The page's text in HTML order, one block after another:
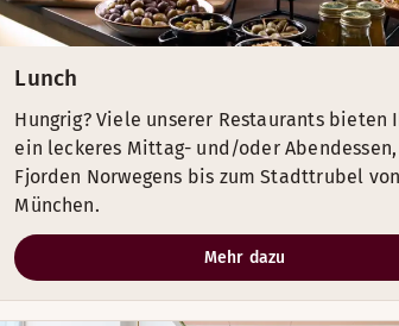
Lunch
Hungrig? Viele unserer Restaurants bieten
ein leckeres Mittag- und/oder
Fjorden Norwegens bis zum Stadttrubel von
München.
Mehr dazu